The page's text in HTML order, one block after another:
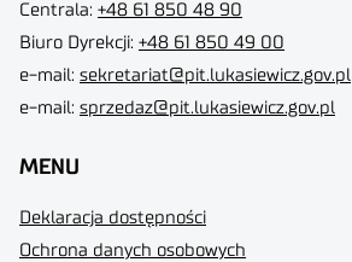
Centrala: +48 61 850 48 90
Biuro Dyrekcji: +48 61 850 49 00
e-mail: sekretariat@pit.lukasiewicz.gov.pl
e-mail: sprzedaz@pit.lukasiewicz.gov.pl
MENU
Deklaracja dostępności
Ochrona danych osobowych